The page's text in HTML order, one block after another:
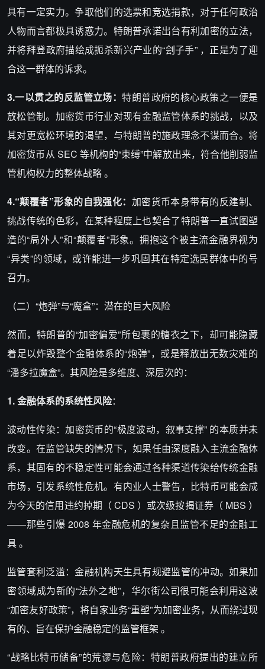
具有一定实力。争取他们的选票和竞选捐款，对于任何政治
人物而言都极具诱惑力。特朗普承诺出台有利加密的立法，
并将拜登政府描绘成扼杀新兴产业的“刽子手” ，正是为了迎
合这一群体的诉求。
3.一以贯之的反监管立场：特朗普政府的核心政策之一便是
放松管制。加密货币行业对现有金融监管体系的挑战，以及
其对更宽松环境的渴望，与特朗普的施政理念不谋而合。将
加密货币从 SEC 等机构的“束缚”中解放出来，符合他削弱监
管机构权力的整体战略 。
4.“颠覆者”形象的自我强化： 加密货币本身带有的反建制、
挑战传统的色彩，在某种程度上也契合了特朗普一直试图塑
造的“局外人”和“颠覆者”形象。拥抱这个被主流金融界视为
“异类”的领域，或许能进一步巩固其在特定选民群体中的号
召力。
（二）“炮弹”与“魔盒”：潜在的巨大风险
然而，特朗普的“加密偏爱”所包裹的糖衣之下，却可能隐藏
着足以炸毁整个金融体系的“炮弹”，或是释放出无数灾难的
“潘多拉魔盒”。其风险是多维度、深层次的：
1. 金融体系的系统性风险：
波动性传染：加密货币的“极度波动，叙事支撑” 的本质并未
改变。在监管缺失的情况下，如果任由深度融入主流金融体
系，其固有的不稳定性可能会通过各种渠道传染给传统金融
市场，引发系统性危机。有内业人士警告，比特币可能会成
为今天的信用违约掉期（ CDS ）或次级按揭证券（ MBS ）
——那些引爆 2008 年金融危机的复杂且监管不足的金融工
具 。
监管套利泛滥：金融机构天生具有规避监管的冲动。如果加
密领域成为新的“法外之地”，华尔街公司很可能会利用这波
“加密友好政策”，将自家业务“重塑”为加密业务，从而绕过现
有的、旨在保护金融稳定的监管框架 。
“战略比特币储备”的荒谬与危险：特朗普政府提出的建立所